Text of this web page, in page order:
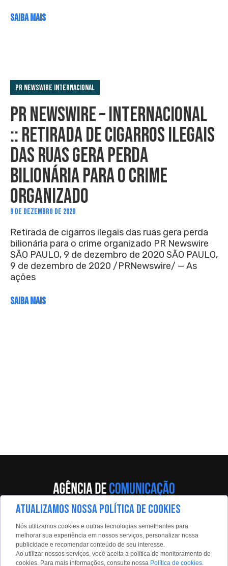
SAIBA MAIS
PR Newswire Internacional
PR NEWSWIRE – INTERNACIONAL
:: RETIRADA DE CIGARROS ILEGAIS
DAS RUAS GERA PERDA
BILIONÁRIA PARA O CRIME
ORGANIZADO
9 DE DEZEMBRO DE 2020
Retirada de cigarros ilegais das ruas gera perda
bilionária para o crime organizado PR Newswire
SÃO PAULO, 9 de dezembro de 2020 SÃO PAULO,
9 de dezembro de 2020 /PRNewswire/ — As
ações
SAIBA MAIS
Av. Eng. Caetano Álvares, 55 - 5º andar
Limão, São Paulo, 02598-900
Contato:
estadaoconteudo@estadao.com
ATUALIZAMOS NOSSA POLÍTICA DE COOKIES
Nós utilizamos cookies e outras tecnologias semelhantes para
melhorar sua experiência em nossos serviços, personalizar nossa
publicidade e recomendar conteúdo de seu interesse.
Ao utilizar nossos serviços, você aceita a política de monitoramento de
cookies. Para mais informações, consulte nossa Política de cookies.